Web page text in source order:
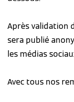
Après validation
sera publié
les médias
Avec tous nos